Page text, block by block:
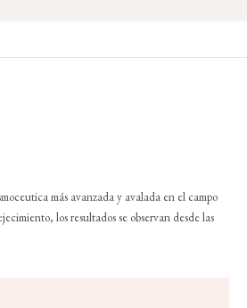
más avanzada y avalada en el campo
los resultados se observan desde las